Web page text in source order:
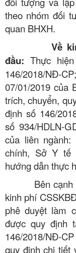
theo nhóm đối
quan BHXH.
Về
đầu: Thực
146/2018/NĐ-
07/01/2019 của
trích, chuyển,
định số 146/
số 934/HDLN-
của liên
chính, Sở Y tế
hướng dẫn thực
Bên cạnh
kinh phí
phê duyệt làm
được quy định
146/2018/NĐ-
quy định chi tiết